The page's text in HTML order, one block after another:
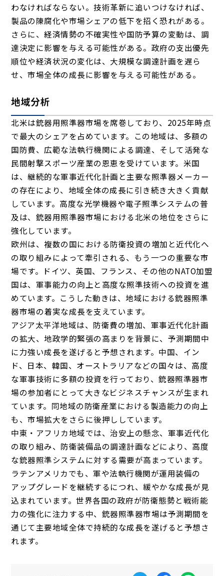
わなければならない。技術革新に追いつけなければ、
製品の陳腐化や市場シェアの低下を招く恐れがある。
さらに、経済情勢の不確実性や国防予算の変動は、調
達決定に影響を与える可能性がある。政府の支出優先
順位や経済状況の変化は、大規模な調達計画を遅ら
せ、市場全体の成長に影響を与える可能性がある。
地域分析
北米は銃器用照準器市場を席巻しており、2025年時点
で最大のシェアを占めています。この地域は、多額の
国防費、広範な法執行機関による調達、そして活発な
民間射撃スポーツ産業の恩恵を受けています。米国
は、継続的な軍事近代化計画と主要な照準器メーカー
の存在により、地域全体の成長に引き続き大きく貢献
しています。高度な光学機器や電子照準システムの普
及は、銃器用照準器市場における北米の地位をさらに
強化しています。
欧州は、複数の国における防衛投資の増加と近代化へ
の取り組みによって牽引される、もう一つの重要な市
場です。ドイツ、英国、フランス、その他のNATO加盟
国は、軍事能力の向上と高度な照準技術への投資を進
めています。こうした動きは、地域における銃器照準
器市場の着実な成長を支えています。
アジア太平洋地域は、防衛費の増加、軍事近代化計画
の拡大、地政学的緊張の高まりを背景に、予測期間中
に力強い成長を遂げると予想されます。中国、イン
ド、日本、韓国、オーストラリアなどの国々は、高度
な軍事技術に多額の投資を行っており、銃器照準器市
場の参加者にとって大きなビジネスチャンスが生まれ
ています。同地域の防衛産業における製造能力の向上
も、市場拡大をさらに後押ししています。
中東・アフリカ地域では、治安上の懸念、軍事近代化
の取り組み、防衛装備品の調達計画などにより、高度
な銃器照準システムに対する需要が高まっています。
ラテンアメリカでも、軍や法執行機関が運用装備の
アップグレードを継続するにつれ、緩やかな成長が見
込まれています。世界各国の政府が防衛態勢と戦術能
力の強化に注力する中、銃器照準器市場は予測期間を
通じて主要地域全体で持続的な成長を遂げると予想さ
れます。